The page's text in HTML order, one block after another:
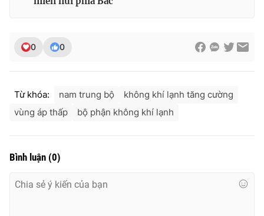
0 0
Từ khóa: nam trung bộ
không khí lạnh tăng cường
vùng áp thấp
bộ phận không khí lạnh
Bình luận (0)